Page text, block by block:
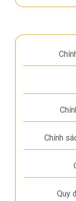
Chính
Quy